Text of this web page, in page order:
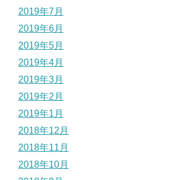
2019年7月
2019年6月
2019年5月
2019年4月
2019年3月
2019年2月
2019年1月
2018年12月
2018年11月
2018年10月